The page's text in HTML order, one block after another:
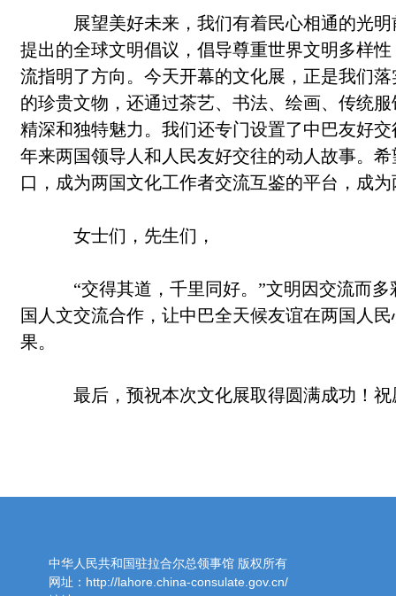
展望美好未来，我们有着民心相通的光明
提出的全球文明倡议，倡导尊重世界文明多样
流指明了方向。今天开幕的文化展，正是我们
的珍贵文物，还通过茶艺、书法、绘画、传统
精深和独特魅力。我们还专门设置了中巴友好
年来两国领导人和人民友好交往的动人故事。
口，成为两国文化工作者交流互鉴的平台，成
女士们，先生们，
“交得其道，千里同好。”文明因交流而多
国人文交流合作，让中巴全天候友谊在两国人
果。
最后，预祝本次文化展取得圆满成功！祝
中华人民共和国驻拉合尔总领事馆 版权所有
网址：http://lahore.china-consulate.gov.cn/